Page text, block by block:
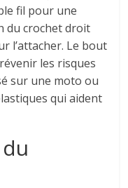
fil pour une
du crochet droit
l’attacher. Le bout
les risques
sur une moto ou
qui aident